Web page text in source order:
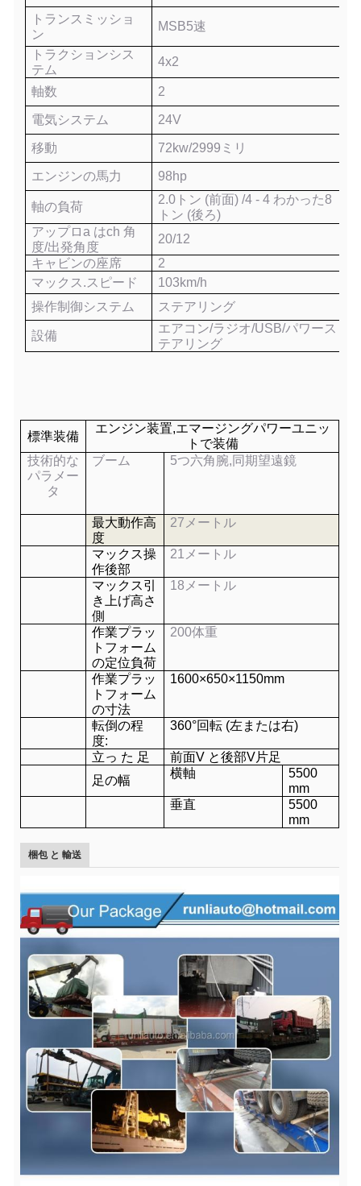
トランスミッショ
ン
MSB5速
トラクションシス
テム
4x2
軸数 2
電気システム 24V
移動 72kw/2999 ミリ
エンジンの馬力 98hp
軸の負荷
2.0 トン (前面) /4 - 4 わかった8
トン (後ろ)
アップロa はch 角
度/出発角度
20/12
キャビンの座席
2
マックス.スピード
103km/h
操作制御システム
ステアリング
設備
エアコン/ラジオ/USB/パワース
テアリング
標準装備
エンジン装置,エマージングパワーユニッ
トで装備
技術的な
パラメー
タ
ブーム 5つ六角腕,同期望遠鏡
最大動作高
度
27 メートル
マックス操
作後部
21 メートル
マックス引
き上げ高さ
側
18メートル
作業プラッ
トフォーム
の定位負荷
200体重
作業プラッ
トフォーム
の寸法
1600×650×1150mm
転倒の程
度:
360°回転 (左または右)
立っ た 足 前面V と後部V片足
足の幅
横軸 5500
mm
垂直
5500
mm
梱包 と 輸送